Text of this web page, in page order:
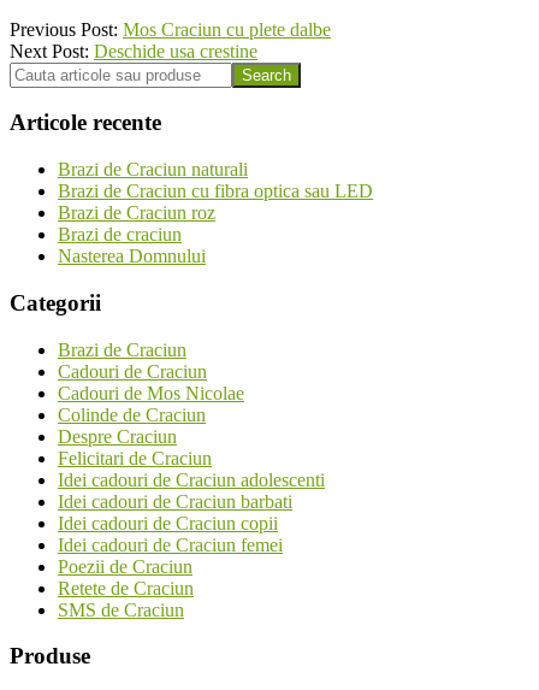
2016-
11-
28
Previous Post: Mos Craciun cu plete dalbe
Next Post: Deschide usa crestine
Search
Articole recente
Brazi de Craciun naturali
Brazi de Craciun cu fibra optica sau LED
Brazi de Craciun roz
Brazi de craciun
Nasterea Domnului
Categorii
Brazi de Craciun
Cadouri de Craciun
Cadouri de Mos Nicolae
Colinde de Craciun
Despre Craciun
Felicitari de Craciun
Idei cadouri de Craciun adolescenti
Idei cadouri de Craciun barbati
Idei cadouri de Craciun copii
Idei cadouri de Craciun femei
Poezii de Craciun
Retete de Craciun
SMS de Craciun
Produse